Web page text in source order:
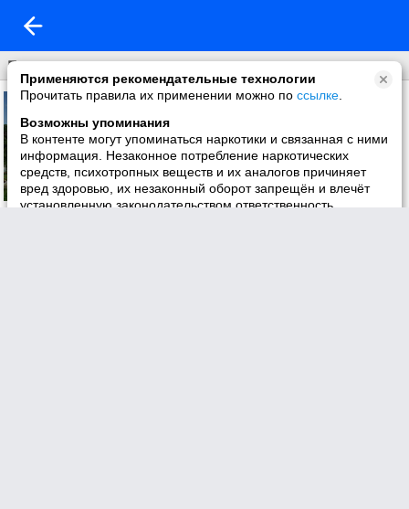
Применяются рекомендательные технологии
Прочитать правила их применении можно по ссылке
Возможны упоминания
В контенте могут упоминаться наркотики и связанная с ними
информация. Незаконное потребление наркотических
средств, психотропных веществ и их аналогов причиняет
вред здоровью, их незаконный оборот запрещён и влечёт
установленную законодательством ответственность
Природа